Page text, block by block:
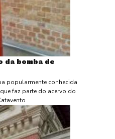
da bomba de
popularmente conhecida
faz parte do acervo do